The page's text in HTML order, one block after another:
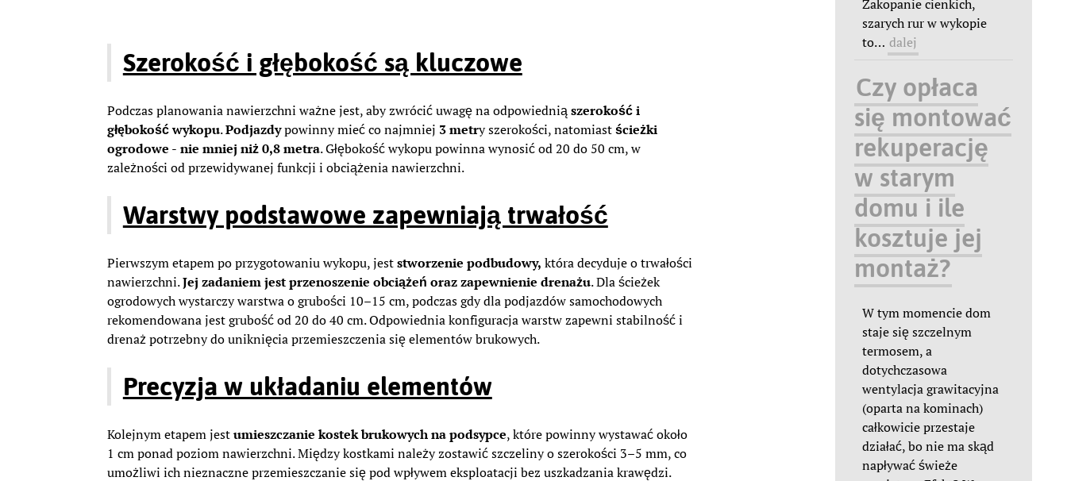
Szerokość i głębokość są kluczowe
Podczas planowania nawierzchni ważne jest, aby zwrócić uwagę na odpowiedniąszerokość i
głębokość wykopu.Podjazdypowinny mieć co najmniej 3 metry szerokości, natomiastścieżki
ogrodowe - nie mniej niż 0,8 metra. Głębokość wykopu powinna wynosić od 20 do 50 cm, w
zależności od przewidywanej funkcji i obciążenia nawierzchni.
Warstwy podstawowe zapewniają trwałość
Pierwszym etapem po przygotowaniu wykopu, jeststworzenie podbudowy, która decyduje o trwałości
nawierzchni.Jej zadaniem jest przenoszenie obciążeń oraz zapewnienie drenażu. Dla ścieżek
ogrodowych wystarczy warstwa o grubości 10–15 cm, podczas gdy dla podjazdów samochodowych
rekomendowana jest grubość od 20 do 40 cm. Odpowiednia konfiguracja warstw zapewni stabilność i
drenaż potrzebny do uniknięcia przemieszczenia się elementów brukowych.
Precyzja w układaniu elementów
Kolejnym etapem jestumieszczanie kostek brukowych na podsypce, które powinny wystawać około
1 cm ponad poziom nawierzchni. Między kostkami należy zostawić szczeliny o szerokości 3–5 mm, co
umożliwi ich nieznaczne przemieszczanie się pod wpływem eksploatacji bez uszkadzania krawędzi.
Zakopanie cienkich,
szarych rur w wykopie
to… dalej
Czy opłaca
się montować
rekuperację
w starym
domu i ile
kosztuje jej
montaż?
W tym momencie dom
staje się szczelnym
termosem, a
dotychczasowa
wentylacja grawitacyjna
(oparta na kominach)
całkowicie przestaje
działać, bo nie ma skąd
napływać świeże